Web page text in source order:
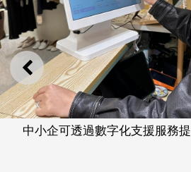
上一則
中小企可透過數字化支援服務